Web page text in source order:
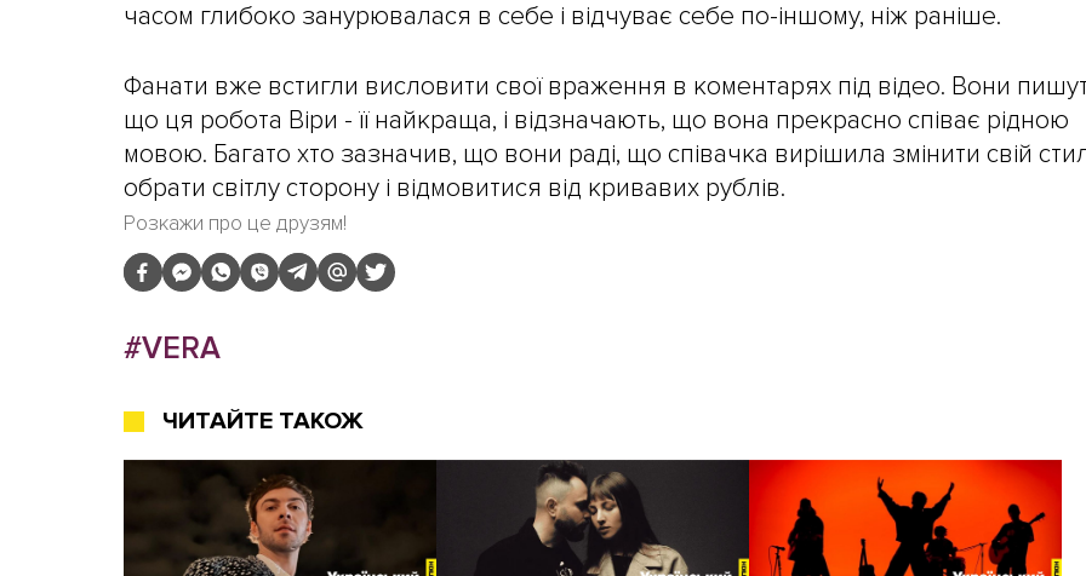
часом глибоко занурювалася в себе і відчуває себе по-іншому, ніж раніше.
Фанати вже встигли висловити свої враження в коментарях під відео. Вони
що ця робота Віри - її найкраща, і відзначають, що вона прекрасно співає рідною
мовою. Багато хто зазначив, що вони раді, що співачка вирішила змінити свій
обрати світлу сторону і відмовитися від кривавих рублів.
Розкажи про це друзям!
#VERA
ЧИТАЙТЕ ТАКОЖ